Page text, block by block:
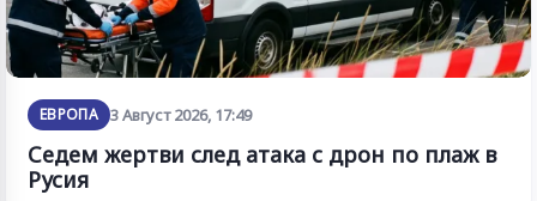
ЕВРОПА 3 Август 2026, 17:49
Седем жертви след атака с дрон по плаж в
Русия